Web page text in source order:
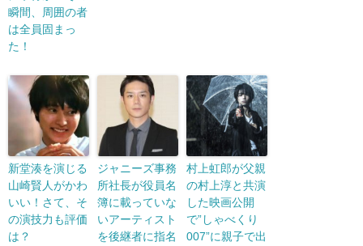
瞬間、周囲の者
は全員固まっ
た！
新堂湊を演じる
山崎賢人がかわ
いい！さて、そ
の演技力も評価
は？
ジャニーズ事務
所社長が役員名
簿に載っていな
いアーティスト
を後継者に指名
村上虹郎が父親
の村上淳と共演
した映画公開
で”しゃべくり
007”に親子で出